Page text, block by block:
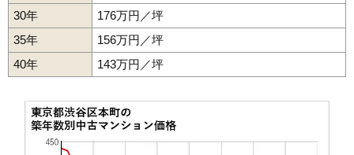
ディオレ西新宿
住所 東京都渋谷区本町3丁目
西新宿五丁目駅（4分）、中野坂上駅（10分）、初
相場 10,160万円～10,560万円
(151.6万円/㎡~157.6万円/㎡)
30年
176万円／坪
35年
156万円／坪
40年
143万円／坪